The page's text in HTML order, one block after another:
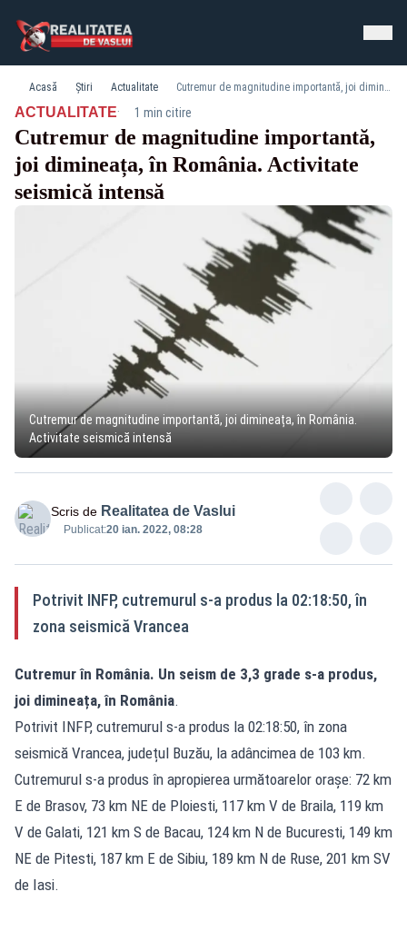
Acasă Știri Actualitate Cutremur de magnitudine importantă, joi dimineața, în România. Activitate seismică intensă
ACTUALITATE· 1 min citire
Cutremur de magnitudine importantă,
joi dimineața, în România. Activitate
seismică intensă
Cutremur de magnitudine importantă, joi dimineața, în România.
Activitate seismică intensă
Scris de Realitatea de Vaslui
Publicat:20 ian. 2022, 08:28
Potrivit INFP, cutremurul s-a produs la 02:18:50, în
zona seismică Vrancea
Cutremur în România. Un seism de 3,3 grade s-a produs,
joi dimineața, în România.
Potrivit INFP, cutremurul s-a produs la 02:18:50, în zona
seismică Vrancea, județul Buzău, la adâncimea de 103 km.
Cutremurul s-a produs în apropierea următoarelor oraşe: 72 km
E de Brasov, 73 km NE de Ploiesti, 117 km V de Braila, 119 km
V de Galati, 121 km S de Bacau, 124 km N de Bucuresti, 149 km
NE de Pitesti, 187 km E de Sibiu, 189 km N de Ruse, 201 km SV
de Iasi.